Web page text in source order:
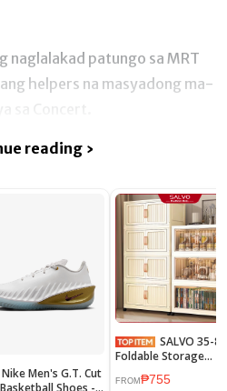
naglalakad patungo sa MRT
helpers na masyadong ma-
sa Concert.
reading ›
Nike Men's G.T. Cut
Basketball Shoes -
Foldable Storage
Durabox Plastic
FROM₱755